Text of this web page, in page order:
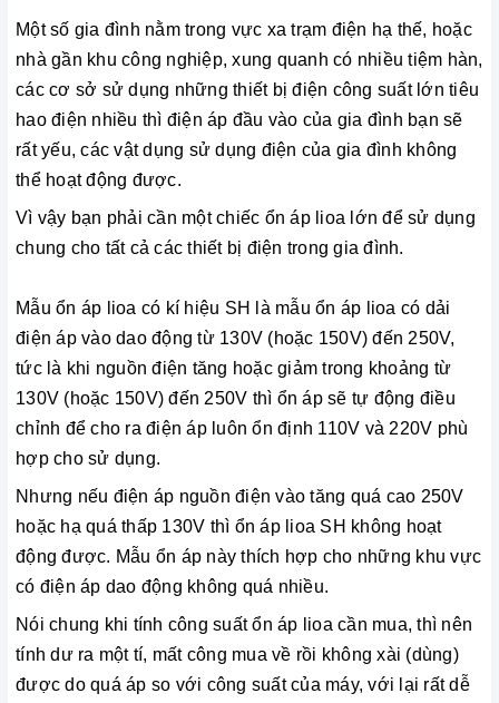
Một số gia đình nằm trong vực xa trạm điện hạ thế, hoặc
nhà gần khu công nghiệp, xung quanh có nhiều tiệm hàn,
các cơ sở sử dụng những thiết bị điện công suất lớn tiêu
hao điện nhiều thì điện áp đầu vào của gia đình bạn sẽ
rất yếu, các vật dụng sử dụng điện của gia đình không
thể hoạt động được.
Vì vậy bạn phải cần một chiếc ổn áp lioa lớn để sử dụng
chung cho tất cả các thiết bị điện trong gia đình.
Mẫu ổn áp lioa có kí hiệu SH là mẫu ổn áp lioa có dải
điện áp vào dao động từ 130V (hoặc 150V) đến 250V,
tức là khi nguồn điện tăng hoặc giảm trong khoảng từ
130V (hoặc 150V) đến 250V thì ổn áp sẽ tự động điều
chỉnh để cho ra điện áp luôn ổn định 110V và 220V phù
hợp cho sử dụng.
Nhưng nếu điện áp nguồn điện vào tăng quá cao 250V
hoặc hạ quá thấp 130V thì ổn áp lioa SH không hoạt
động được. Mẫu ổn áp này thích hợp cho những khu vực
có điện áp dao động không quá nhiều.
Nói chung khi tính công suất ổn áp lioa cần mua, thì nên
tính dư ra một tí, mất công mua về rồi không xài (dùng)
được do quá áp so với công suất của máy, với lại rất dễ